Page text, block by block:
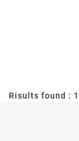
Risults found : 1